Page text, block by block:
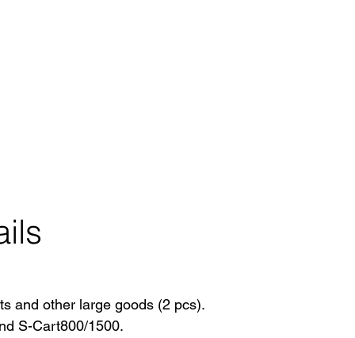
and other large goods (2 pcs).
S-Cart800/1500.